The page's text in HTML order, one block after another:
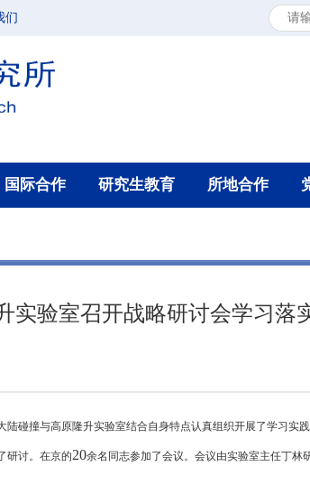
们
国际合作 研究生教育 所地合作
实验室召开战略研讨会学习落
碰撞与高原隆升实验室结合自身特点认真组织开展了学习实践
研讨。在京的20余名同志参加了会议。会议由实验室主任丁林